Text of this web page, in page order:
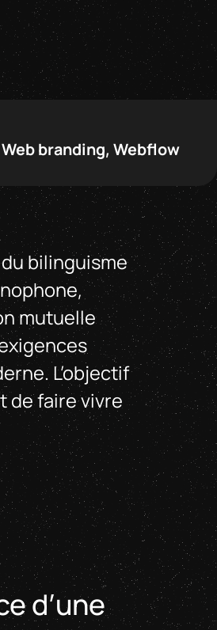
branding, Webflow
bilinguisme
mutuelle
L’objectif
de faire vivre
d’une